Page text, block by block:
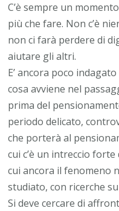
C’è sempre un
più che fare. Non c’è
non ci farà perdere di
aiutare gli altri.
E’ ancora poco
cosa avviene nel
prima del
periodo delicato,
che porterà al
cui c’è un intreccio
cui ancora il fenomeno
studiato, con ricerche
Si deve cercare di